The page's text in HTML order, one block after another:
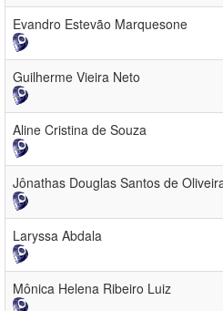
Evandro Estevão Marquesone
Guilherme Vieira Neto
Aline Cristina de Souza
Jônathas Douglas Santos de
Laryssa Abdala
Mônica Helena Ribeiro Luiz